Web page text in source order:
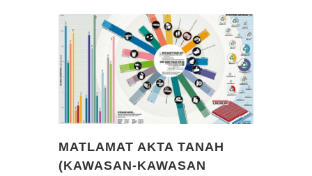
MATLAMAT AKTA TANAH
(KAWASAN-KAWASAN